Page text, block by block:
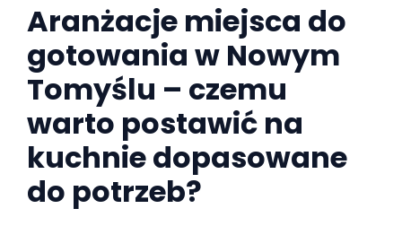
Aranżacje miejsca do
gotowania w Nowym
Tomyślu – czemu
warto postawić na
kuchnie dopasowane
do potrzeb?